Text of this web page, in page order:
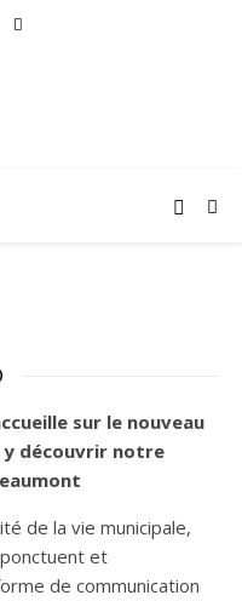
sur le nouveau
découvrir notre
de la vie municipale,
et
de communication